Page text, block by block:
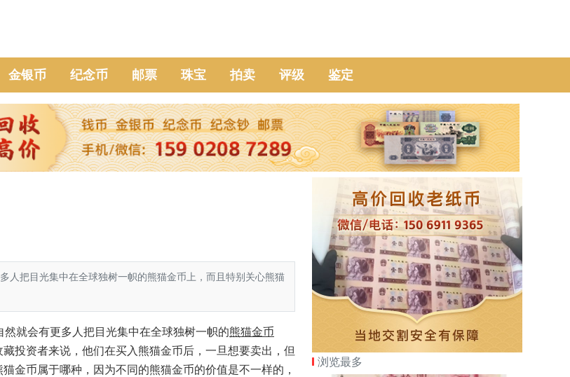
金银币 纪念币 邮票 珠宝 拍卖 评级 鉴定
人把目光集中在全球独树一帜的熊猫金币上，而且特别关心熊猫
然就会有更多人把目光集中在全球独树一帜的熊猫金币
投资者来说，他们在买入熊猫金币后，一旦想要卖出，但
金币属于哪种，因为不同的熊猫金币的价值是不一样的，
浏览最多